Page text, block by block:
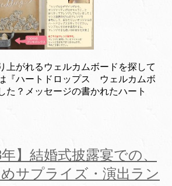
上がれるウェルカムボードを探して
『ハートドロップス ウェルカムボ
た？メッセージの書かれたハート
年】結婚式披露宴での、
サプライズ・演出ラン